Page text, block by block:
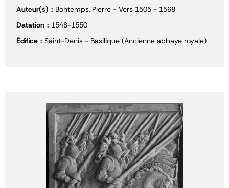
Auteur(s)
Bontemps, Pierre - Vers 1505 - 1568
Datation
1548-1550
Édifice
Saint-Denis - Basilique (Ancienne abbaye royale)